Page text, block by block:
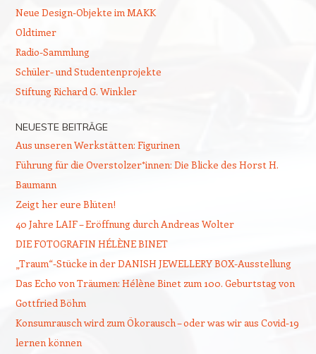
Neue Design-Objekte im MAKK
Oldtimer
Radio-Sammlung
Schüler- und Studentenprojekte
Stiftung Richard G. Winkler
NEUESTE BEITRÄGE
Aus unseren Werkstätten: Figurinen
Führung für die Overstolzer*innen: Die Blicke des Horst H.
Baumann
Zeigt her eure Blüten!
40 Jahre LAIF – Eröffnung durch Andreas Wolter
DIE FOTOGRAFIN HÉLÈNE BINET
„Traum“-Stücke in der DANISH JEWELLERY BOX-Ausstellung
Das Echo von Träumen: Hélène Binet zum 100. Geburtstag von
Gottfried Böhm
Konsumrausch wird zum Ökorausch – oder was wir aus Covid-19
lernen können